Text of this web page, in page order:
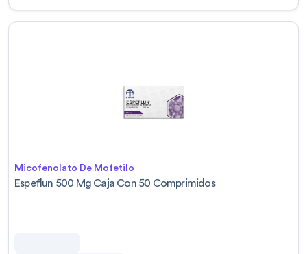
Micofenolato De Mofetilo
Espeflun 500 Mg Caja Con 50 Comprimidos